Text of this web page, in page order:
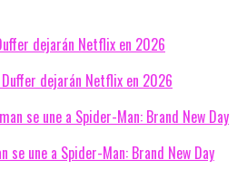
Duffer dejarán Netflix en 2026
se une a Spider-Man: Brand New Day